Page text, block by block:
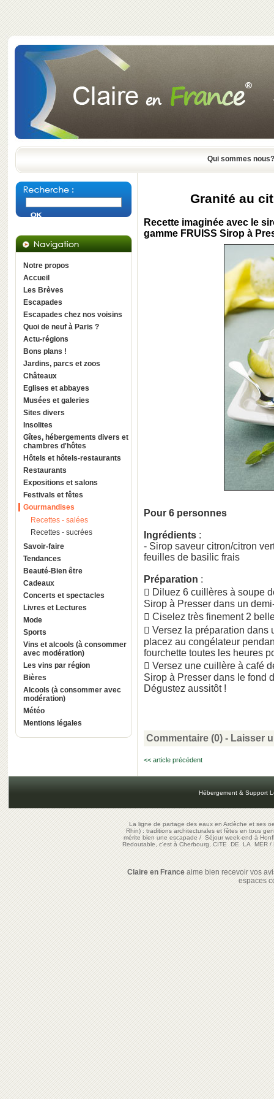
Qui sommes nous?
Notre propos
Accueil
Les Brèves
Escapades
Escapades chez nos voisins
Quoi de neuf à Paris ?
Actu-régions
Bons plans !
Jardins, parcs et zoos
Châteaux
Eglises et abbayes
Musées et galeries
Sites divers
Insolites
Gîtes, hébergements divers et
chambres d'hôtes
Hôtels et hôtels-restaurants
Restaurants
Expositions et salons
Festivals et fêtes
Gourmandises
Recettes - salées
Recettes - sucrées
Savoir-faire
Tendances
Beauté-Bien être
Cadeaux
Concerts et spectacles
Livres et Lectures
Mode
Sports
Vins et alcools (à consommer
avec modération)
Les vins par région
Bières
Alcools (à consommer avec
modération)
Météo
Mentions légales
Granité au
Recette imaginée avec le
gamme FRUISS Sirop à
Pour 6 personnes
Ingrédients :
- Sirop saveur citron/citron
feuilles de basilic frais
Préparation :
 Diluez 6 cuillères à soupe
Sirop à Presser dans un
 Ciselez très finement 2
 Versez la préparation dans
placez au congélateur
fourchette toutes les heures
 Versez une cuillère à café
Sirop à Presser dans le fond
Dégustez aussitôt !
Commentaire (0) - Laisser
<< article précédent
Hébergement & Support
La ligne de partage des eaux en Ardèche et ses
Rhin) : traditions architecturales et fêtes en tous
mérite bien une escapade/Séjour week-end à
Redoutable, c'est à Cherbourg, CITE DE LA MER/
Claire en Franceaime bien recevoir vos
espaces